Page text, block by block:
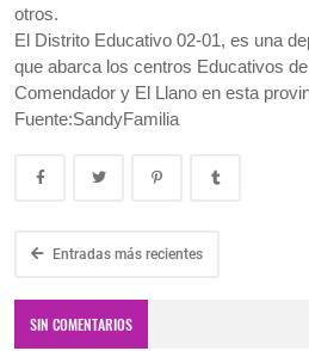
otros.
El Distrito Educativo 02-01, es una
que abarca los centros Educativos
Comendador y El Llano en esta
Fuente:SandyFamilia
Entradas más recientes
SIN COMENTARIOS